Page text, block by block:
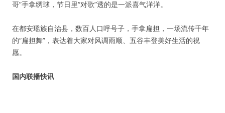
哥”手拿绣球，节日里“对歌”透的是一派喜气洋洋。
在都安瑶族自治县，数百人口呼号子，手拿扁担，一场流传千年
的“扁担舞”，表达着大家对风调雨顺、五谷丰登美好生活的祝
愿。
国内联播快讯